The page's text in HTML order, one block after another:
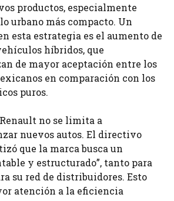
productos, especialmente
urbano más compacto. Un
esta estrategia es el aumento de
híbridos, que
de mayor aceptación entre los
en comparación con los
puros.
no se limita a
nuevos autos. El directivo
que la marca busca un
y estructurado”, tanto para
su red de distribuidores. Esto
atención a la eficiencia